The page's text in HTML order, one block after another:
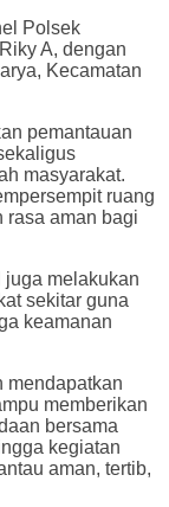
Polsek
A, dengan
Kecamatan
pemantauan
masyarakat.
ruang
rasa aman bagi
melakukan
sekitar guna
keamanan
mendapatkan
memberikan
bersama
kegiatan
aman, tertib,